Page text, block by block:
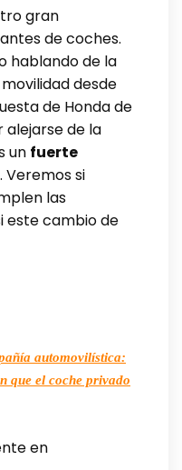
gran
de coches.
hablando de la
desde
de Honda de
de la
un fuerte
. Veremos si
las
este cambio de
automovilística:
que el coche privado
en